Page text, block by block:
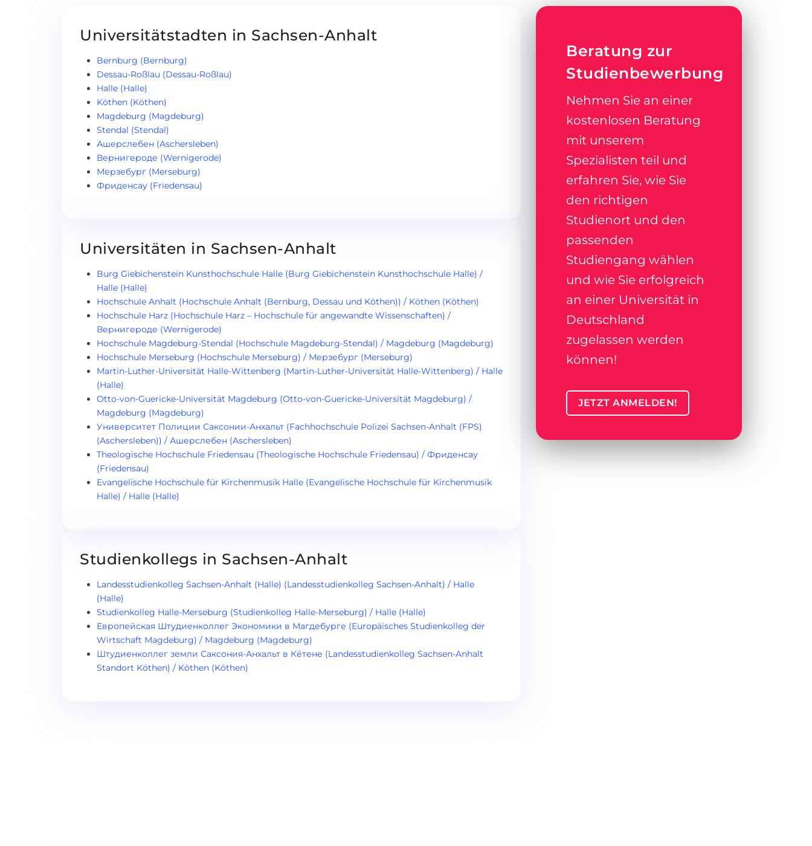
Universitätstadten in Sachsen-Anhalt
Bernburg (Bernburg)
Dessau-Roßlau (Dessau-Roßlau)
Halle (Halle)
Köthen (Köthen)
Magdeburg (Magdeburg)
Stendal (Stendal)
Ашерслебен (Aschersleben)
Вернигероде (Wernigerode)
Мерзебург (Merseburg)
Фриденсау (Friedensau)
Universitäten in Sachsen-Anhalt
Burg Giebichenstein Kunsthochschule Halle (Burg Giebichenstein Kunsthochschule Halle) /
Halle (Halle)
Hochschule Anhalt (Hochschule Anhalt (Bernburg, Dessau und Köthen)) / Köthen (Köthen)
Hochschule Harz (Hochschule Harz – Hochschule für angewandte Wissenschaften) /
Вернигероде (Wernigerode)
Hochschule Magdeburg-Stendal (Hochschule Magdeburg-Stendal) / Magdeburg (Magdeburg)
Hochschule Merseburg (Hochschule Merseburg) / Мерзебург (Merseburg)
Martin-Luther-Universität Halle-Wittenberg (Martin-Luther-Universität Halle-Wittenberg) / Halle
(Halle)
Otto-von-Guericke-Universität Magdeburg (Otto-von-Guericke-Universität Magdeburg) /
Magdeburg (Magdeburg)
Университет Полиции Саксонии-Анхальт (Fachhochschule Polizei Sachsen-Anhalt (FPS)
(Aschersleben)) / Ашерслебен (Aschersleben)
Theologische Hochschule Friedensau (Theologische Hochschule Friedensau) / Фриденсау
(Friedensau)
Evangelische Hochschule für Kirchenmusik Halle (Evangelische Hochschule für Kirchenmusik
Halle) / Halle (Halle)
Studienkollegs in Sachsen-Anhalt
Landesstudienkolleg Sachsen-Anhalt (Halle) (Landesstudienkolleg Sachsen-Anhalt) / Halle
(Halle)
Studienkolleg Halle-Merseburg (Studienkolleg Halle-Merseburg) / Halle (Halle)
Европейская Штудиенколлег Экономики в Магдебурге (Europäisches Studienkolleg der
Wirtschaft Magdeburg) / Magdeburg (Magdeburg)
Штудиенколлег земли Саксония-Анхальт в Кётене (Landesstudienkolleg Sachsen-Anhalt
Standort Köthen) / Köthen (Köthen)
Beratung zur
Studienbewerbung
Nehmen Sie an einer
kostenlosen Beratung
mit unserem
Spezialisten teil und
erfahren Sie, wie Sie
den richtigen
Studienort und den
passenden
Studiengang wählen
und wie Sie erfolgreich
an einer Universität in
Deutschland
zugelassen werden
können!
JETZT ANMELDEN!